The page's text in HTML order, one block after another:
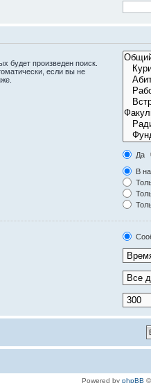
будет произведен поиск.
если вы не
Да
В
Powered by phpBB